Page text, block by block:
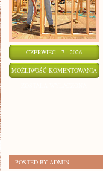
CZERWIEC - 7 - 2026
MOŻLIWOŚĆ KOMENTOWANIA
POSTED BY ADMIN